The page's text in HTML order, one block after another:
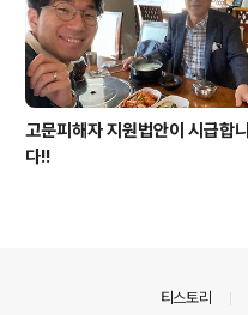
고문피해자 지원법안이 시급합니
다!!
티스토리